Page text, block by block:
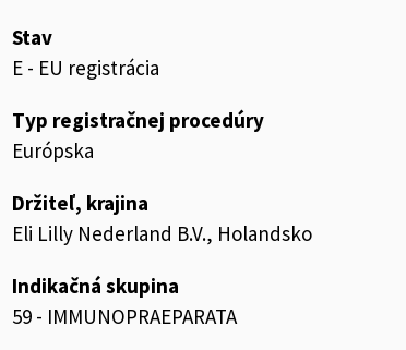
Stav
E - EU registrácia
Typ registračnej procedúry
Európska
Držiteľ, krajina
Eli Lilly Nederland B.V., Holandsko
Indikačná skupina
59 - IMMUNOPRAEPARATA